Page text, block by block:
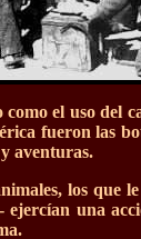
el uso del
fueron las
aventuras.
los que
ejercían una